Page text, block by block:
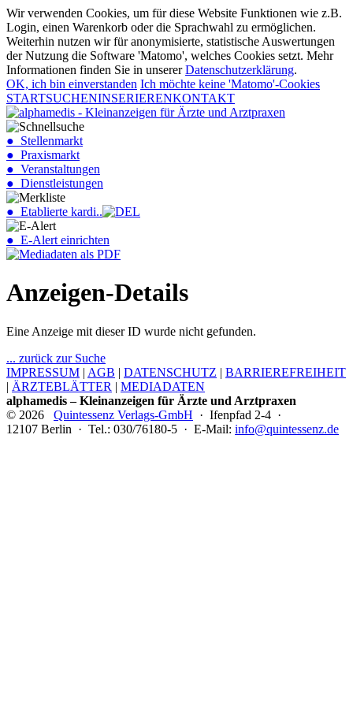
Wir verwenden Cookies, um für diese Website Funktionen wie z.B.
Login, einen Warenkorb oder die Sprachwahl zu ermöglichen.
Weiterhin nutzen wir für anonymisierte, statistische Auswertungen
der Nutzung die Software 'Matomo', welches Cookies setzt. Mehr
Informationen finden Sie in unsererDatenschutzerklärung.
OK, ich bin einverstanden Ich möchte keine 'Matomo'-Cookies
STARTSUCHENINSERIERENKONTAKT
● Stellenmarkt
● Praxismarkt
● Veranstaltungen
● Dienstleistungen
● Etablierte kardi..
● E-Alert einrichten
Anzeigen-Details
Eine Anzeige mit dieser ID wurde nicht gefunden.
... zurück zur Suche
IMPRESSUM | AGB | DATENSCHUTZ | BARRIEREFREIHEIT
| ÄRZTEBLÄTTER | MEDIADATEN
alphamedis – Kleinanzeigen für Ärzte und Arztpraxen
© 2026 Quintessenz Verlags-GmbH · Ifenpfad 2-4 ·
12107 Berlin · Tel.: 030/76180-5 · E-Mail: info@quintessenz.de